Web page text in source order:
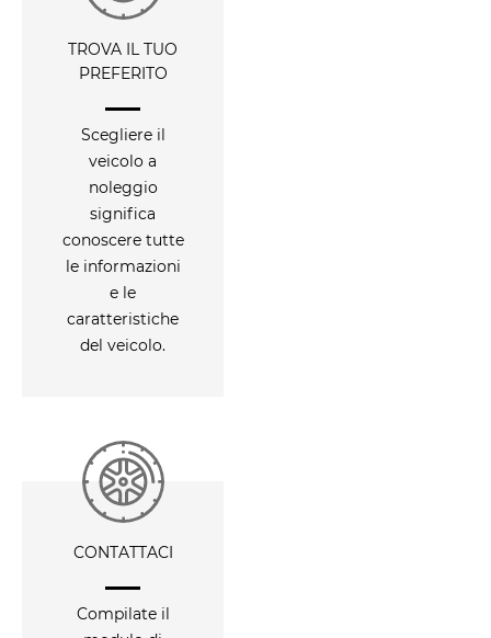
TROVA IL TUO
PREFERITO
Scegliere il
veicolo a
noleggio
significa
conoscere tutte
le informazioni
e le
caratteristiche
del veicolo.
CONTATTACI
Compilate il